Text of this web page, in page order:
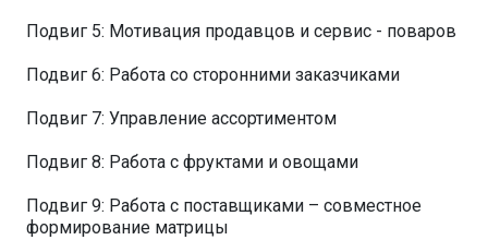
Подвиг 5: Мотивация продавцов и сервис - поваров
Подвиг 6: Работа со сторонними заказчиками
Подвиг 7: Управление ассортиментом
Подвиг 8: Работа с фруктами и овощами
Подвиг 9: Работа с поставщиками – совместное
формирование матрицы